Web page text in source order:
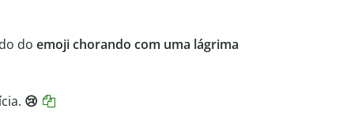
do emoji chorando com uma lágrima
😢